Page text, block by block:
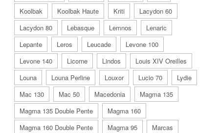
Koolbak
Koolbak Haute Kriti
Lacydon 60
Lacydon 80
Lebasque Lemnos
Lenaric
Lepante
Leros Leucade
Levone 100
Levone 140
Licorne Lindos
Louis XIV Oreilles
Louna
Louna Perline Louxor Lucio 70
Lydie
Mac 130
Mac 50 Macedonia
Magma 135
Magma 135 Double Pente
Magma 160
Magma 160 Double Pente
Magma 95
Marcas